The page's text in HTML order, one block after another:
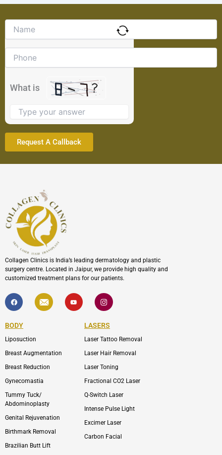
What is
the
problem
the
image
continue.
Collagen Clinics is India’s leading dermatology and plastic
surgery centre. Located in Jaipur, we provide high quality and
customized treatment plans for our patients.
F
a
c
b
o
k
I
c
o
l
p
Y
o
u
I
c
o
-
i
s
a
r
m
-
1
BODY
Liposuction
Breast Augmentation
Breast Reduction
Gynecomastia
Tummy Tuck/
Abdominoplasty
Genital Rejuvenation
Birthmark Removal
Brazilian Butt Lift
LASERS
Laser Tattoo Removal
Laser Hair Removal
Laser Toning
Fractional CO2 Laser
Q-Switch Laser
Intense Pulse Light
Excimer Laser
Carbon Facial